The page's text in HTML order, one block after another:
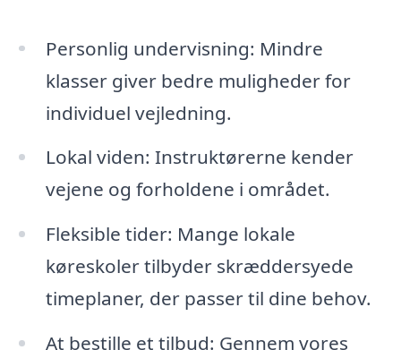
Personlig undervisning: Mindre
klasser giver bedre muligheder for
individuel vejledning.
Lokal viden: Instruktørerne kender
vejene og forholdene i området.
Fleksible tider: Mange lokale
køreskoler tilbyder skræddersyede
timeplaner, der passer til dine behov.
At bestille et tilbud: Gennem vores